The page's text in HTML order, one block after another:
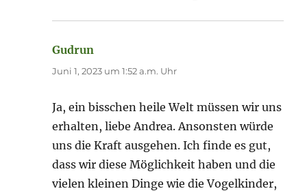
Gudrun
Juni 1, 2023 um 1:52 a.m. Uhr
Ja, ein bisschen heile Welt müssen wir uns
erhalten, liebe Andrea. Ansonsten würde
uns die Kraft ausgehen. Ich finde es gut,
dass wir diese Möglichkeit haben und die
vielen kleinen Dinge wie die Vogelkinder,